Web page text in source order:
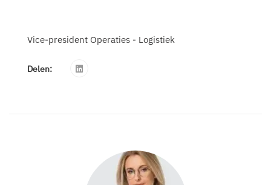
Vice-president Operaties - Logistiek
Delen: